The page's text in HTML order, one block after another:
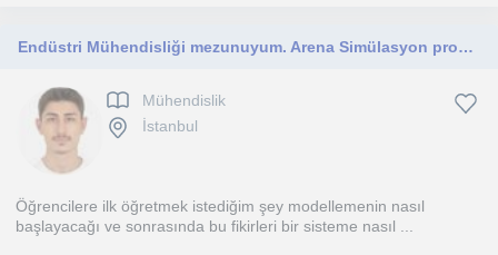
Endüstri Mühendisliği mezunuyum. Arena Simülasyon programında uzmanlaştım. Modelleme mantığını öğrenmek isteyenleri bekliyorum.
Mühendislik
İstanbul
Öğrencilere ilk öğretmek istediğim şey modellemenin nasıl
başlayacağı ve sonrasında bu fikirleri bir sisteme nasıl ...